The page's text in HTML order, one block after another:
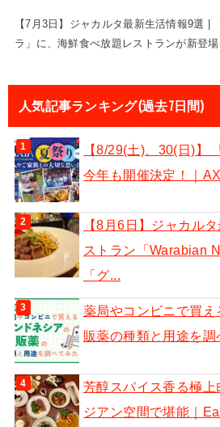
【7月3日】ジャカルタ最新生活情報9選 |
ラ」に、海鮮食べ放題レストランが新登
人気記事ランキング(過去7日間)
【8/29(土)、30(日)】
今年も開催決定！｜
【8月6日】ジャカル
ストラン「Warabian
「グ...
薬局やコンビニで買
販薬の種類と用途を調
芳醇スパイス香る極
ジアン空間で堪能｜